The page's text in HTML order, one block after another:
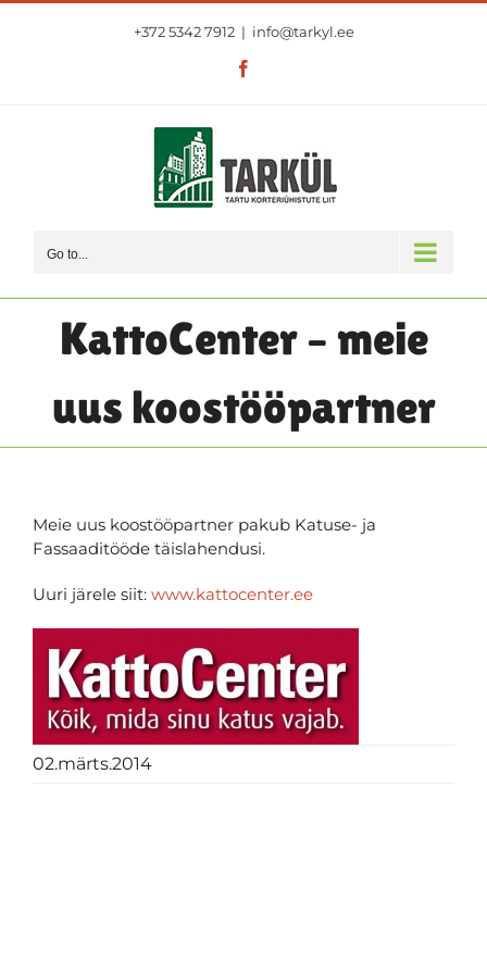
Skip
+372 5342 7912 | info@tarkyl.ee
Go to...
KattoCenter – meie
uus koostööpartner
Meie uus koostööpartner pakub Katuse- ja
Fassaaditööde täislahendusi.
Uuri järele siit: www.kattocenter.ee
02.märts.2014